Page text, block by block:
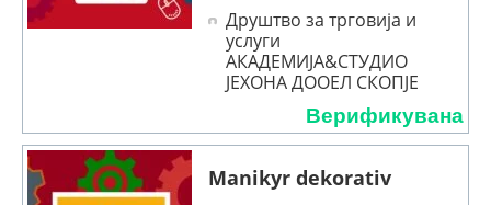
Друштво за трговија и
услуги
АКАДЕМИЈА&СТУДИО
ЈЕХОНА ДООЕЛ СКОПЈЕ
Верификувана
Manikyr dekorativ